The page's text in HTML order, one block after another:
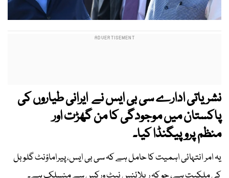
نشریاتی ادارے سی بی ایس نے ایرانی طیاروں کی
پاکستان میں موجودگی کا من گھڑت اور
منظم پروپیگنڈا کیا۔
یہ امر انتہائی اہمیت کا حامل ہے کہ سی بی ایس، پیراماؤنٹ گلوبل